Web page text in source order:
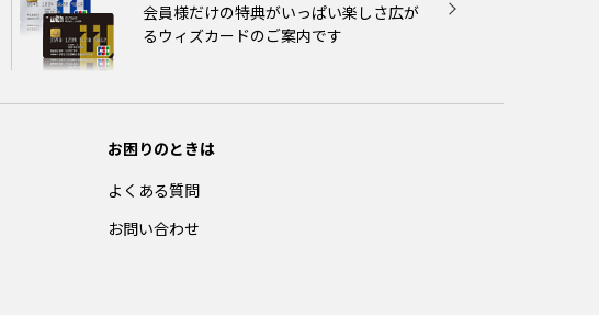
会員様だけの特典がいっぱい楽しさ広が
るウィズカードのご案内です
お困りのときは
よくある質問
お問い合わせ